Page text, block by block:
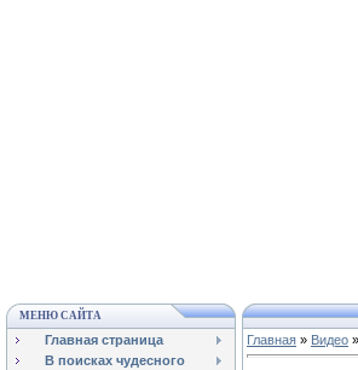
МЕНЮ САЙТА
Главная страница
В поисках чудесного
Главная » Видео »